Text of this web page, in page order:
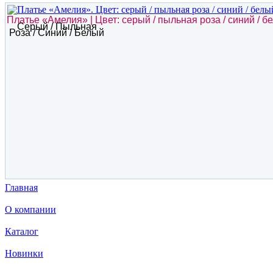
Платье «Амелия» | Цвет: серый / пыльная роза / синий /
Серый / Пыльная
Роза / Синий / Белый
Главная
О компании
Каталог
Новинки